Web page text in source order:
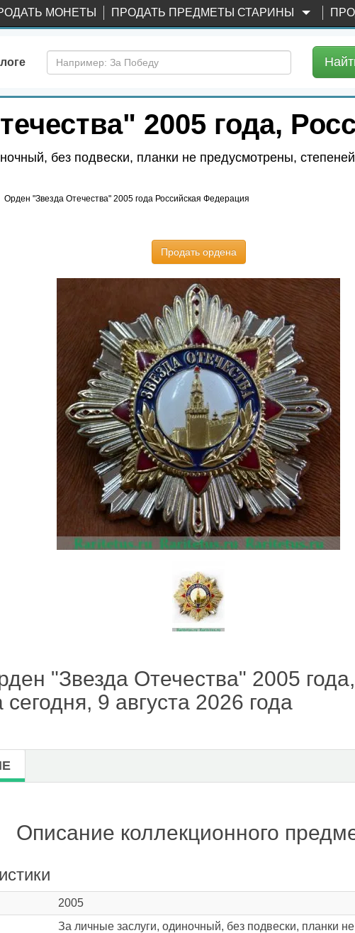
МОНЕТЫ ПРОДАТЬ ПРЕДМЕТЫ СТАРИНЫ
2005 года,
без подвески, планки не предусмотрены,
Орден "Звезда Отечества" 2005 года Российская Федерация
Продать ордена
"Звезда Отечества" 2005
9 августа 2026 года
Описание коллекционного
2005
За личные заслуги, одиночный, без подвески, планки